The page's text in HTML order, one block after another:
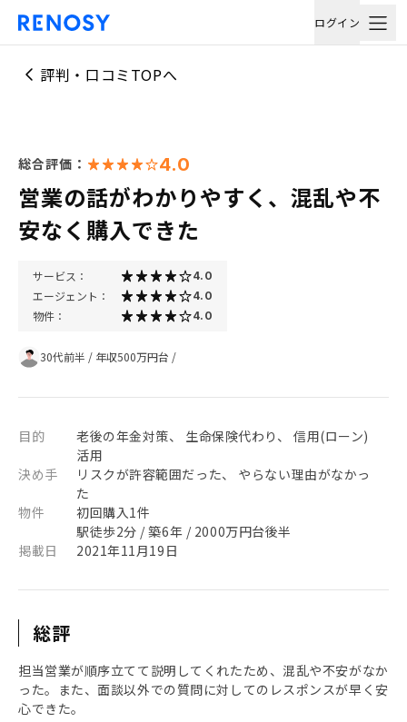
ログイン
評判・口コミTOPへ
総合評価： 4.0
営業の話がわかりやすく、混乱や不
安なく購入できた
サービス： 4.0
エージェント： 4.0
物件： 4.0
30代前半 / 年収500万円台 /
目的
老後の年金対策、 生命保険代わり、 信用(ローン)
活用
決め手
リスクが許容範囲だった、 やらない理由がなかっ
た
物件
初回購入1件
駅徒歩2分 / 築6年 / 2000万円台後半
掲載日
2021年11月19日
総評
担当営業が順序立てて説明してくれたため、混乱や不安がなか
った。また、面談以外での質問に対してのレスポンスが早く安
心できた。